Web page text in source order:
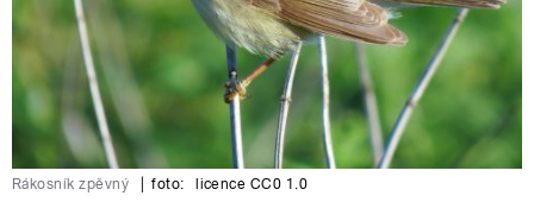
Rákosník zpěvný foto: licence CC0 1.0